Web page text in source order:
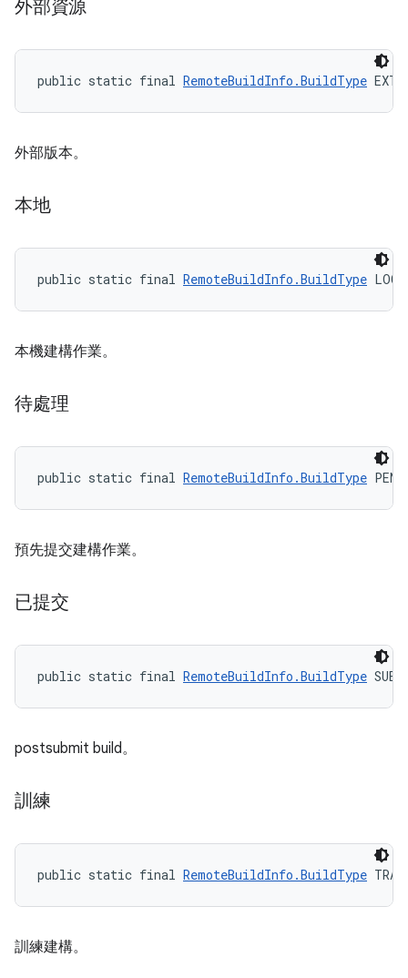
外部資源
public static final RemoteBuildInfo.BuildType
外部版本。
本地
public static final RemoteBuildInfo.BuildType
本機建構作業。
待處理
public static final RemoteBuildInfo.BuildType
預先提交建構作業。
已提交
public static final RemoteBuildInfo.BuildType
postsubmit build。
訓練
public static final RemoteBuildInfo.BuildType
訓練建構。